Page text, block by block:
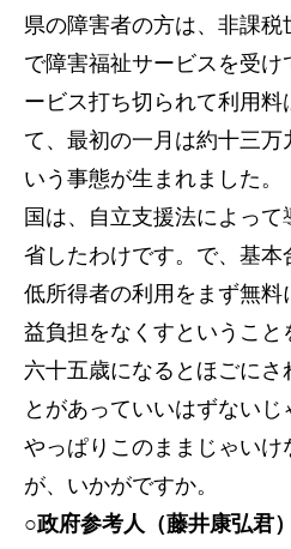
県の障害者の方は、非課
で障害福祉サービスを受
ービス打ち切られて利用料
て、最初の一月は約十三万
いう事態が生まれました。
国は、自立支援法によっ
省したわけです。で、基本
低所得者の利用をまず無
益負担をなくすというこ
六十五歳になるとほごにさ
とがあっていいはずない
やっぱりこのままじゃいけ
が、いかがですか。
○政府参考人（藤井康弘君）